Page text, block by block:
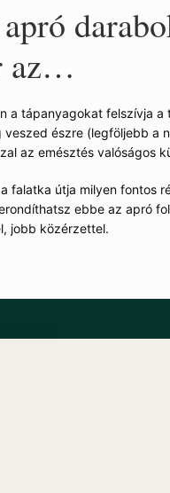
az…
a tápanyagokat felszívja a
észre (legföljebb a
az emésztés valóságos
falatka útja milyen fontos
ebbe az apró
jobb közérzettel.